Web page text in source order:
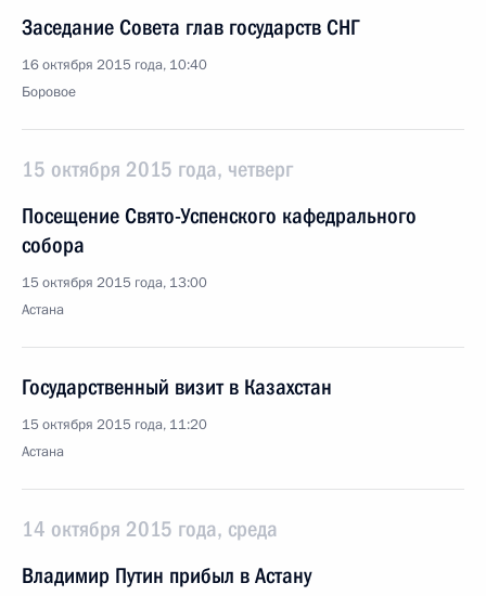
Заседание Совета глав государств СНГ
16 октября 2015 года, 10:40
Боровое
15 октября 2015 года, четверг
Посещение Свято-Успенского кафедрального
собора
15 октября 2015 года, 13:00
Астана
Государственный визит в Казахстан
15 октября 2015 года, 11:20
Астана
14 октября 2015 года, среда
Владимир Путин прибыл в Астану